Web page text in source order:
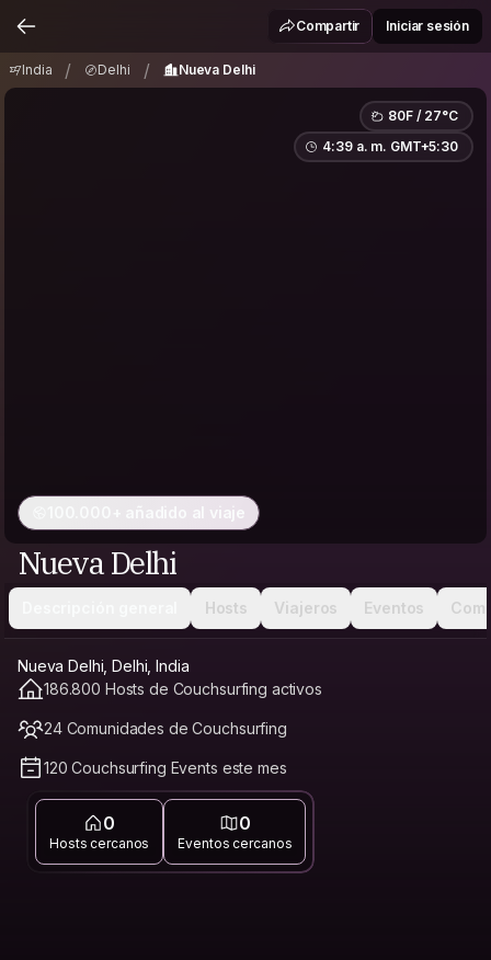
Nueva DelhiCompartir Iniciar sesión
India / Delhi / Nueva Delhi
80F / 27°C
4:39 a. m. GMT+5:30
100.000+ añadido al viaje
Nueva Delhi
Hosts Viajeros Eventos
Nueva Delhi, Delhi, India
186.800 Hosts de Couchsurfing activos
24 Comunidades de Couchsurfing
120 Couchsurfing Events este mes
0
Hosts cercanos
0
Eventos cercanos